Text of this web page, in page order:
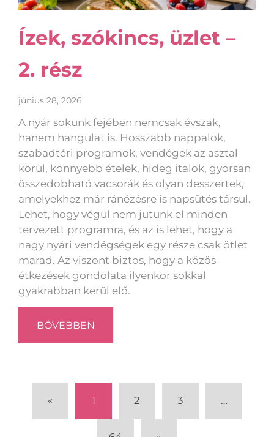
Ízek, szókincs, üzlet –
2. rész
június 28, 2026
A nyár sokunk fejében nemcsak évszak,
hanem hangulat is. Hosszabb nappalok,
szabadtéri programok, vendégek az asztal
körül, könnyebb ételek, hideg italok, gyorsan
összedobható vacsorák és olyan desszertek,
amelyekhez már ránézésre is napsütés társul.
Lehet, hogy végül nem jutunk el minden
tervezett programra, és az is lehet, hogy a
nagy nyári vendégségek egy része csak ötlet
marad. Az viszont biztos, hogy a közös
étkezések gondolata ilyenkor sokkal
gyakrabban kerül elő.
BŐVEBBEN
« 1 2 3 …